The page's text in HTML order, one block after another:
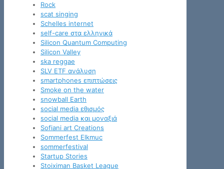
Rock
scat singing
Schelles internet
self-care στα ελληνικά
Silicon Quantum Computing
Silicon Valley
ska reggae
SLV ETF ανάλυση
smartphones επιπτώσεις
Smoke on the water
snowball Earth
social media εθισμός
social media και μοναξιά
Sofiani art Creations
Sommerfest Elkmuc
sommerfestival
Startup Stories
Stoiximan Basket League